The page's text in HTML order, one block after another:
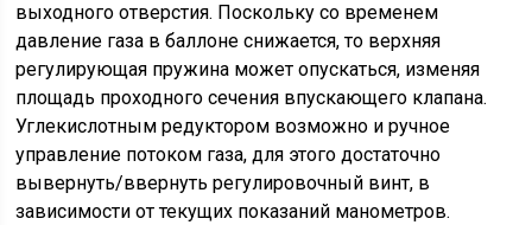
выходного отверстия. Поскольку со временем
давление газа в баллоне снижается, то верхняя
регулирующая пружина может опускаться, изменяя
площадь проходного сечения впускающего клапана.
Углекислотным редуктором возможно и ручное
управление потоком газа, для этого достаточно
вывернуть/ввернуть регулировочный винт, в
зависимости от текущих показаний манометров.